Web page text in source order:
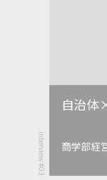
自治体
商学部経
interview #03